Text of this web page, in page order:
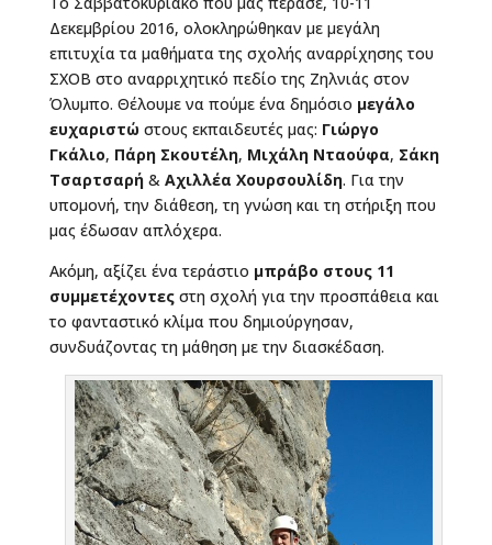
Δεκεμβρίου 2016, ολοκληρώθηκαν με μεγάλη
επιτυχία τα μαθήματα της σχολής αναρρίχησης του
ΣΧΟΒ στο αναρριχητικό πεδίο της Ζηλνιάς στον
Όλυμπο. Θέλουμε να πούμε ένα δημόσιο μεγάλο
ευχαριστώ στους εκπαιδευτές μας: Γιώργο
Γκάλιο, Πάρη Σκουτέλη, Μιχάλη Νταούφα, Σάκη
Τσαρτσαρή& Αχιλλέα Χουρσουλίδη. Για την
υπομονή, την διάθεση, τη γνώση και τη στήριξη που
μας έδωσαν απλόχερα.
Ακόμη, αξίζει ένα τεράστιο μπράβο στους 11
συμμετέχοντεςστη σχολή για την προσπάθεια και
το φανταστικό κλίμα που δημιούργησαν,
συνδυάζοντας τη μάθηση με την διασκέδαση.